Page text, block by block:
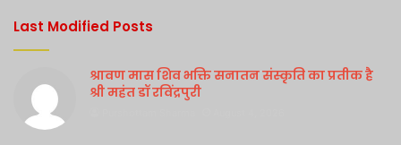
Last Modified Posts
श्रावण मास शिव भक्ति सनातन संस्कृति का प्रतीक है
श्री महंत डॉ रविंद्रपुरी